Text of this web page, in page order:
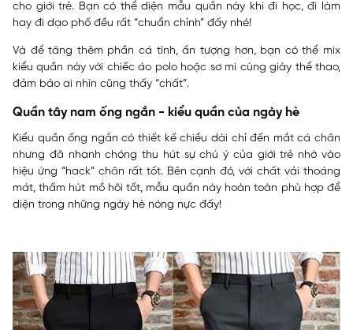
cho giới trẻ. Bạn có thể diện mẫu quần này khi đi học, đi làm
hay đi dạo phố đều rất “chuẩn chỉnh” đấy nhé!
Và để tăng thêm phần cá tính, ấn tượng hơn, bạn có thể mix
kiểu quần này với chiếc áo polo hoặc sơ mi cùng giày thể thao,
đảm bảo ai nhìn cũng thấy “chất”.
Quần tây nam ống ngắn - kiểu quần của ngày hè
Kiểu quần ống ngắn có thiết kế chiều dài chỉ đến mắt cá chân
nhưng đã nhanh chóng thu hút sự chú ý của giới trẻ nhờ vào
hiệu ứng “hack” chân rất tốt. Bên cạnh đó, với chất vải thoáng
mát, thấm hút mồ hôi tốt, mẫu quần này hoàn toàn phù hợp để
diện trong những ngày hè nóng nực đấy!